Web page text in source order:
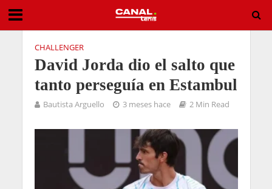
CHALLENGER
David Jorda dio el salto que
tanto perseguía en Estambul
Bautista Arguello 3 meses hace 2 Min Read